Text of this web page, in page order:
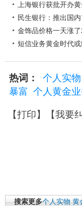
上海银行获批开办
民生银行：推出国
金饰品价格一天涨
短信业务黄金时代
热词： 个人实物
暴富 个人黄金
【打印】【我要
搜索更多个人实物 黄